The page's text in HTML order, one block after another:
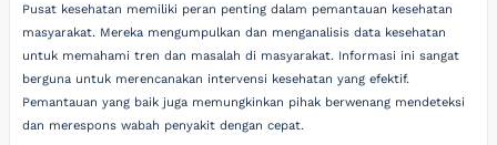
Pusat kesehatan memiliki peran penting dalam pemantauan kesehatan
masyarakat. Mereka mengumpulkan dan menganalisis data kesehatan
untuk memahami tren dan masalah di masyarakat. Informasi ini sangat
berguna untuk merencanakan intervensi kesehatan yang efektif.
Pemantauan yang baik juga memungkinkan pihak berwenang mendeteksi
dan merespons wabah penyakit dengan cepat.